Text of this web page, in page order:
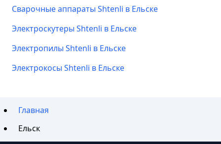
Сварочные аппараты Shtenli в Ельске
Электроскутеры Shtenli в Ельске
Электропилы Shtenli в Ельске
Электрокосы Shtenli в Ельске
Главная
Ельск